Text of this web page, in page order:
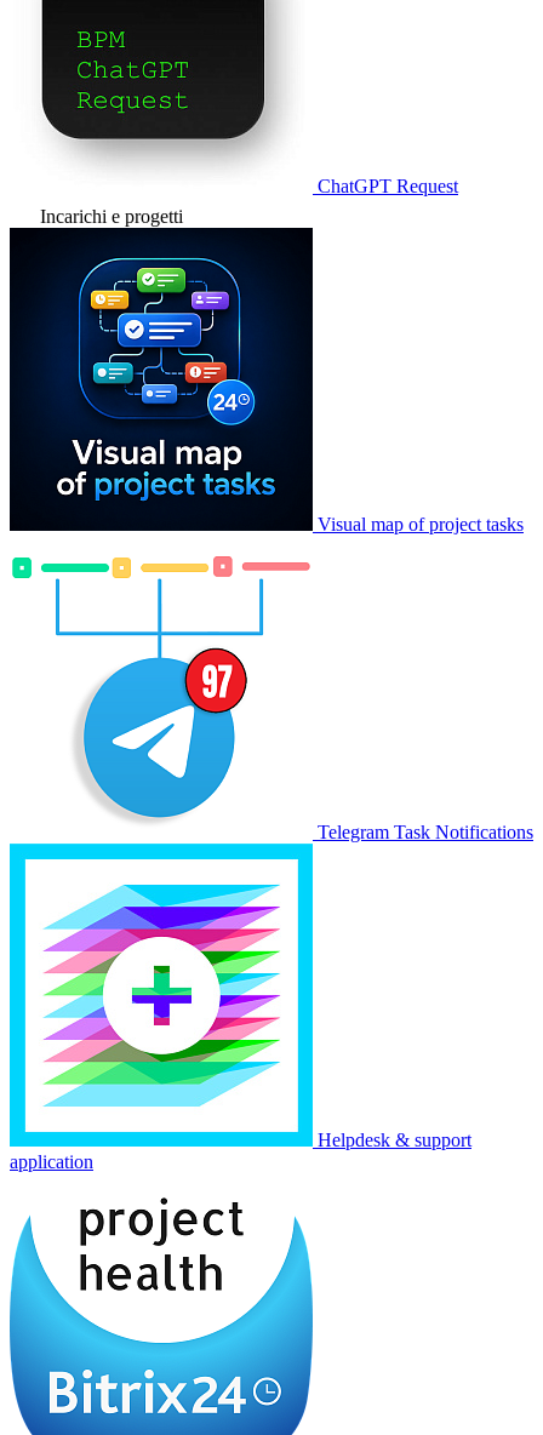
ChatGPT Request
Incarichi e progetti
Visual map of project tasks
Telegram Task Notifications
Helpdesk & support
application